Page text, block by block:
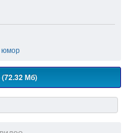
юмор
Мб)